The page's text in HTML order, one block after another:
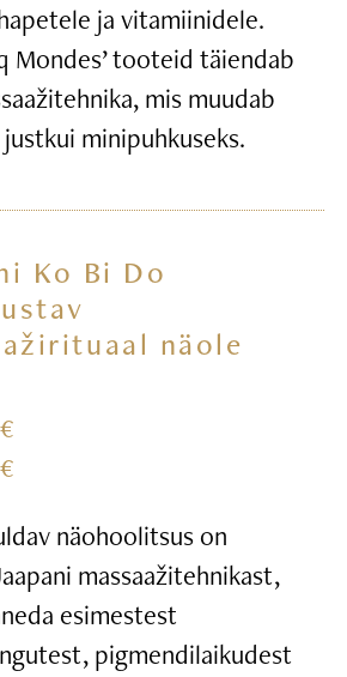
ja vitamiinidele.
Mondes’ tooteid täiendab
mis muudab
minipuhkuseks.
Ko Bi Do
näole
näohoolitsus on
massaažitehnikast,
esimestest
pigmendilaikudest